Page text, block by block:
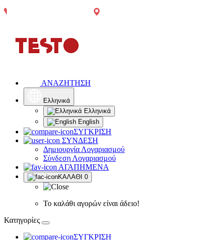
ΑΝΑΖΗΤΗΣΗ
Ελληνικά
Ελληνικά
English
ΣΥΓΚΡΙΣΗ
ΣΥΝΔΕΣΗ
Δημιουργία Λογαριασμού
Σύνδεση Λογαριασμού
ΑΓΑΠΗΜΕΝΑ
ΚΑΛΑΘΙ 0
Το καλάθι αγορών είναι άδειο!
Κατηγορίες
ΣΥΓΚΡΙΣΗ